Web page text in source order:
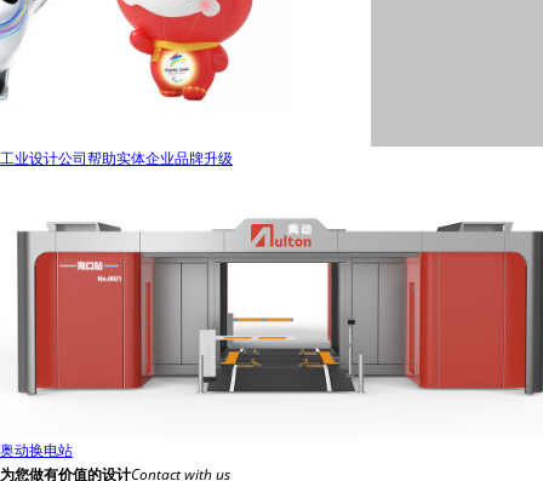
工业设计公司帮助实体企业品牌升级
奥动换电站
为您做有价值的设计Contact with us